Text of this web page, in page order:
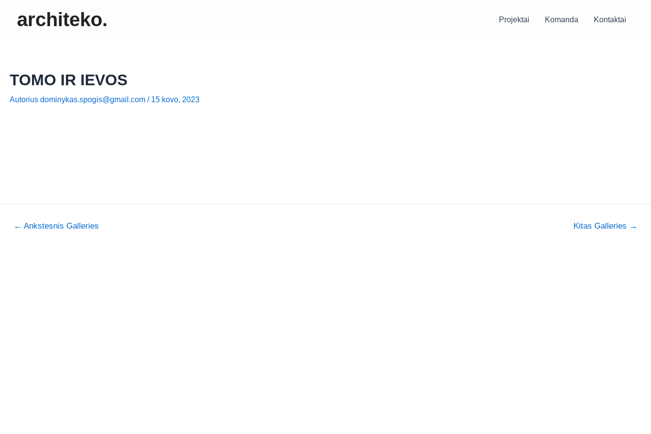
architeko. Projektai Komanda Kontaktai
TOMO IR IEVOS
Autorius dominykas.spogis@gmail.com / 15 kovo, 2023
Navigacija
← Ankstesnis Galleries Kitas Galleries →